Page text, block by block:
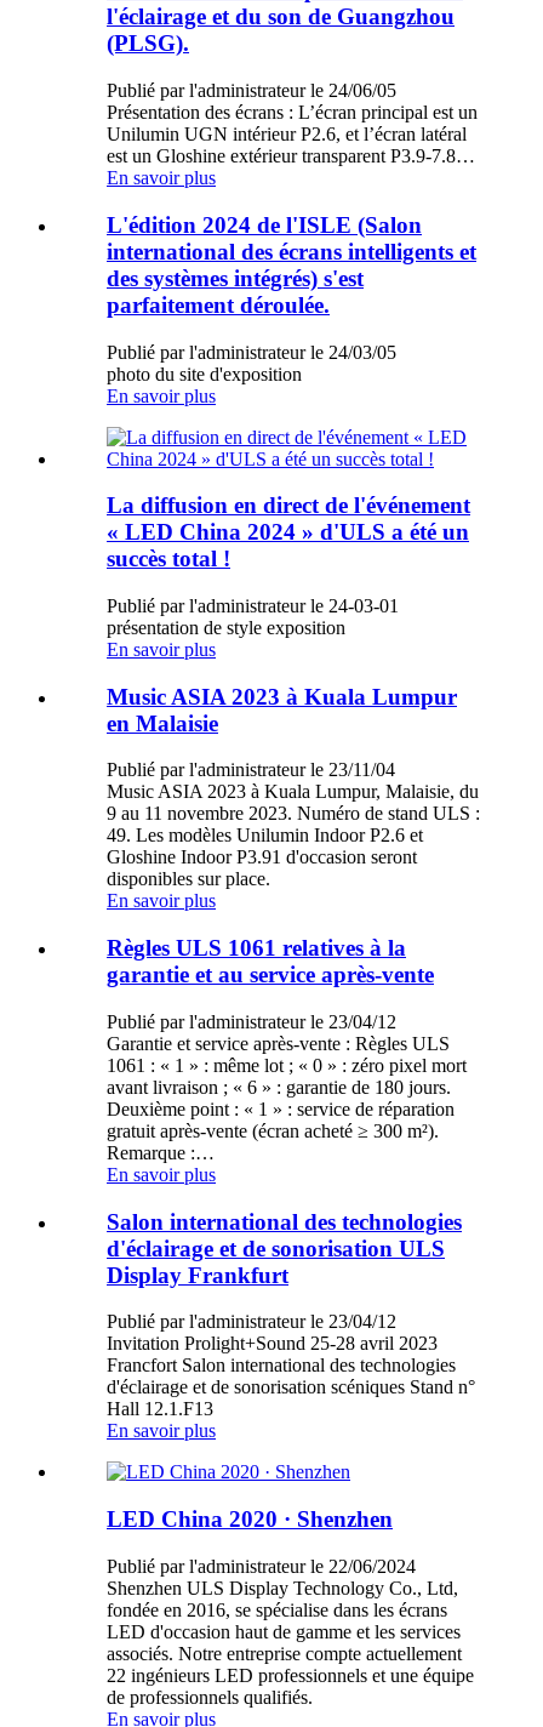
l'éclairage et du son de Guangzhou
(PLSG).
Publié par l'administrateur le 24/06/05
Présentation des écrans : L’écran principal est un
Unilumin UGN intérieur P2.6, et l’écran latéral
est un Gloshine extérieur transparent P3.9-7.8…
En savoir plus
L'édition 2024 de l'ISLE (Salon
international des écrans intelligents et
des systèmes intégrés) s'est
parfaitement déroulée.
Publié par l'administrateur le 24/03/05
photo du site d'exposition
En savoir plus
La diffusion en direct de l'événement
« LED China 2024 » d'ULS a été un
succès total !
Publié par l'administrateur le 24-03-01
présentation de style exposition
En savoir plus
Music ASIA 2023 à Kuala Lumpur
en Malaisie
Publié par l'administrateur le 23/11/04
Music ASIA 2023 à Kuala Lumpur, Malaisie, du
9 au 11 novembre 2023. Numéro de stand ULS :
49. Les modèles Unilumin Indoor P2.6 et
Gloshine Indoor P3.91 d'occasion seront
disponibles sur place.
En savoir plus
Règles ULS 1061 relatives à la
garantie et au service après-vente
Publié par l'administrateur le 23/04/12
Garantie et service après-vente : Règles ULS
1061 : « 1 » : même lot ; « 0 » : zéro pixel mort
avant livraison ; « 6 » : garantie de 180 jours.
Deuxième point : « 1 » : service de réparation
gratuit après-vente (écran acheté ≥ 300 m²).
Remarque :…
En savoir plus
Salon international des technologies
d'éclairage et de sonorisation ULS
Display Frankfurt
Publié par l'administrateur le 23/04/12
Invitation Prolight+Sound 25-28 avril 2023
Francfort Salon international des technologies
d'éclairage et de sonorisation scéniques Stand n°
Hall 12.1.F13
En savoir plus
LED China 2020 · Shenzhen
Publié par l'administrateur le 22/06/2024
Shenzhen ULS Display Technology Co., Ltd,
fondée en 2016, se spécialise dans les écrans
LED d'occasion haut de gamme et les services
associés. Notre entreprise compte actuellement
22 ingénieurs LED professionnels et une équipe
de professionnels qualifiés.
En savoir plus